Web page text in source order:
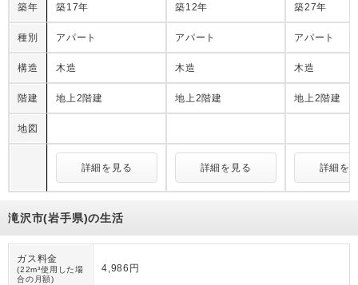
築年 築17年 築12年 築27年
種別 アパート アパート アパート
構造 木造 木造 木造
階建 地上2階建 地上2階建 地上2階建
地図
詳細を見る 詳細を見る 詳細を
滝沢市(岩手県)の生活
ガス料金
(22m³使用した場
合の月額)
4,986円